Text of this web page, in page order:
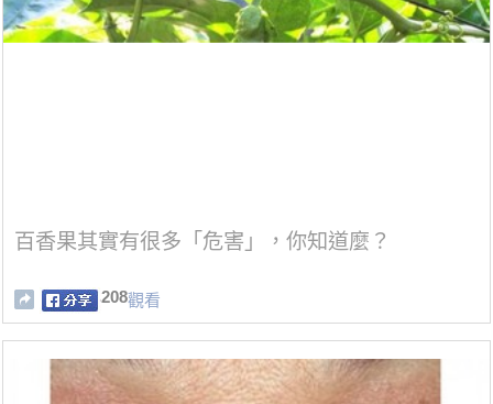
百香果其實有很多「危害」，你知道麼？
208觀看